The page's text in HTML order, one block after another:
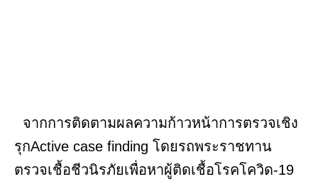
จากการติดตามผลความก้าวหน้าการตรวจเชิง
รุกActive case finding โดยรถพระราชทาน
ตรวจเชื้อชีวนิรภัยเพื่อหาผู้ติดเชื้อโรคโควิด-19